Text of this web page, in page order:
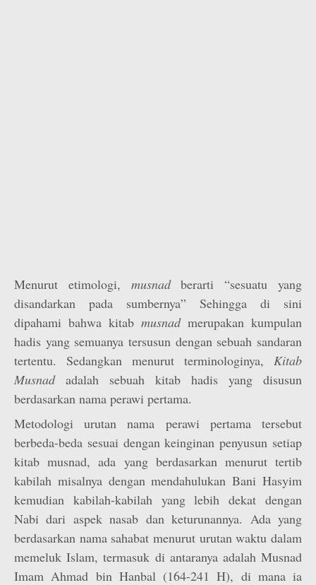
Menurut etimologi, musnadberarti “sesuatu yang
disandarkan pada sumbernya” Sehingga di sini
dipahami bahwa kitab musnad merupakan kumpulan
hadis yang semuanya tersusun dengan sebuah sandaran
tertentu. Sedangkan menurut terminologinya, Kitab
Musnadadalah sebuah kitab hadis yang disusun
berdasarkan nama perawi pertama.
Metodologi urutan nama perawi pertama tersebut
berbeda-beda sesuai dengan keinginan penyusun setiap
kitab musnad, ada yang berdasarkan menurut tertib
kabilah misalnya dengan mendahulukan Bani Hasyim
kemudian kabilah-kabilah yang lebih dekat dengan
Nabi dari aspek nasab dan keturunannya. Ada yang
berdasarkan nama sahabat menurut urutan waktu dalam
memeluk Islam, termasuk di antaranya adalah Musnad
Imam Ahmad bin Hanbal (164-241 H), di mana ia